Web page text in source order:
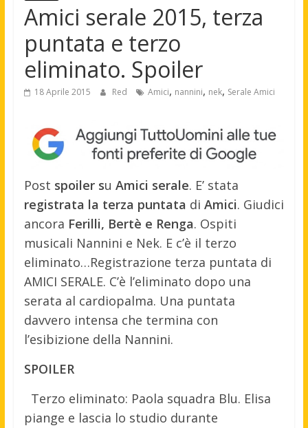
Amici serale 2015, terza
puntata e terzo
eliminato. Spoiler
18 Aprile 2015 Red Amici, nannini, nek, Serale Amici
Post spoiler su Amici serale. E’ stata
registrata la terza puntata di Amici. Giudici
ancora Ferilli, Bertè e Renga. Ospiti
musicali Nannini e Nek. E c’è il terzo
eliminato…Registrazione terza puntata di
AMICI SERALE. C’è l’eliminato dopo una
serata al cardiopalma. Una puntata
davvero intensa che termina con
l’esibizione della Nannini.
SPOILER
Terzo eliminato: Paola squadra Blu. Elisa
piange e lascia lo studio durante